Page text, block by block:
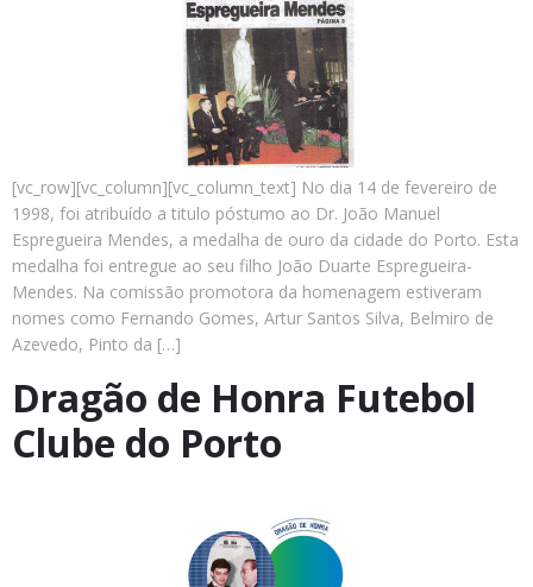
[vc_row][vc_column][vc_column_text] No dia 14 de fevereiro de
1998, foi atribuído a titulo póstumo ao Dr. João Manuel
Espregueira Mendes, a medalha de ouro da cidade do Porto. Esta
medalha foi entregue ao seu filho João Duarte Espregueira-
Mendes. Na comissão promotora da homenagem estiveram
nomes como Fernando Gomes, Artur Santos Silva, Belmiro de
Azevedo, Pinto da […]
Dragão de Honra Futebol
Clube do Porto